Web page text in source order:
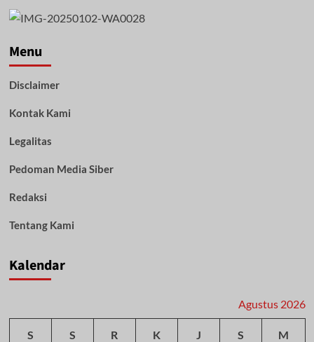
Anggota
Hulu
UMKM,
Prioritas
Menu
Disclaimer
Kontak Kami
Legalitas
Pedoman Media Siber
Redaksi
Tentang Kami
Kalendar
Agustus 2026
S S R K J S M